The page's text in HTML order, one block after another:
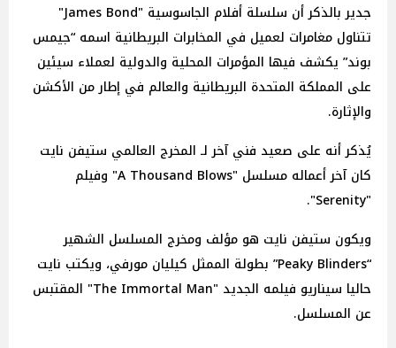
جدير بالذكر أن سلسلة أفلام الجاسوسية "James Bond"
تتناول مغامرات لعميل في المخابرات البريطانية اسمه “جيمس
بوند” يكشف فيها المؤمرات المحلية والدولية لعملاء سيئين
على المملكة المتحدة البريطانية والعالم في إطار من الأكشن
والإثارة.
يُذكر أنه على صعيد فني آخر لـ المخرج العالمي ستيفن نايت
كان آخر أعماله مسلسل "A Thousand Blows" وفيلم
"Serenity".
ويكون ستيفن نايت هو مؤلف ومخرج المسلسل الشهير
“Peaky Blinders” بطولة الممثل كيليان مورفي، ويكتب نايت
حاليا سيناريو فيلمه الجديد "The Immortal Man" المقتبس
عن المسلسل.